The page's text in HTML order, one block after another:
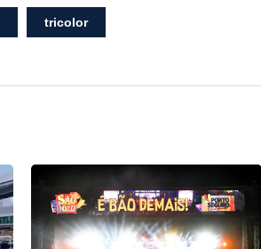
tricolor